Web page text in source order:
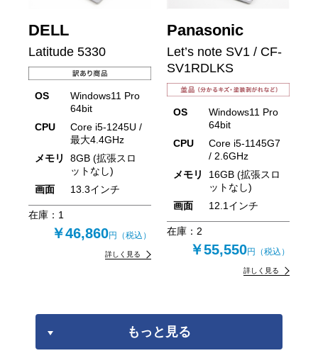
DELL
Latitude 5330
OS
Windows11 Pro
64bit
CPU
Core i5-1245U /
最大4.4GHz
メモリ
8GB (拡張スロ
ットなし)
画面
13.3インチ
在庫： 1
￥46,860円（税込）
詳しく見る
Panasonic
Let’s note SV1 / CF-
SV1RDLKS
OS
Windows11 Pro
64bit
CPU
Core i5-1145G7
/ 2.6GHz
メモリ
16GB (拡張スロ
ットなし)
画面
12.1インチ
在庫：2
￥55,550円（税込）
詳しく見る
もっと見る